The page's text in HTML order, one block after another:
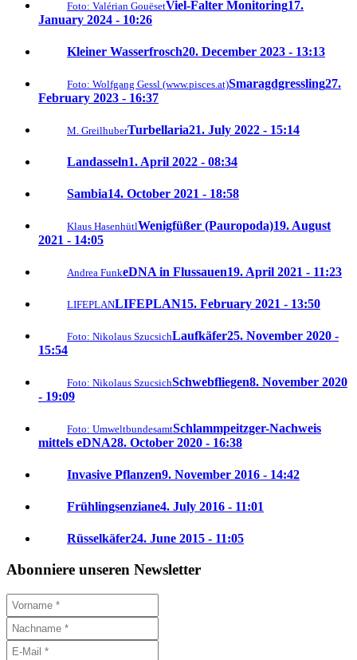
Foto: Valérian GouësetViel-Falter Monitoring17.
January 2024 - 10:26
Kleiner Wasserfrosch20. December 2023 - 13:13
Foto: Wolfgang Gessl (www.pisces.at)Smaragdgressling27.
February 2023 - 16:37
M. GreilhuberTurbellaria21. July 2022 - 15:14
Landasseln1. April 2022 - 08:34
Sambia14. October 2021 - 18:58
Klaus HasenhütlWenigfüßer (Pauropoda)19. August
2021 - 14:05
Andrea FunkeDNA in Flussauen19. April 2021 - 11:23
LIFEPLANLIFEPLAN15. February 2021 - 13:50
Foto: Nikolaus SzucsichLaufkäfer25. November 2020 -
15:54
Foto: Nikolaus SzucsichSchwebfliegen8. November 2020
- 19:09
Foto: UmweltbundesamtSchlammpeitzger-Nachweis
mittels eDNA28. October 2020 - 16:38
Invasive Pflanzen9. November 2016 - 14:42
Frühlingsenziane4. July 2016 - 11:01
Rüsselkäfer24. June 2015 - 11:05
Abonniere unseren Newsletter